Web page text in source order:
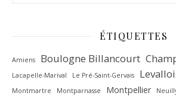
ÉTIQUETTES
Amiens Boulogne Billancourt
Lacapelle-Marival Le Pré-Saint-Gervais
Montmartre Montparnasse Montpellier